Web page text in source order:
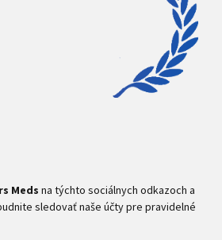
Meds na týchto sociálnych odkazoch a
sledovať naše účty pre pravidelné